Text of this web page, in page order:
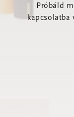
Próbáld
kapcsolatba